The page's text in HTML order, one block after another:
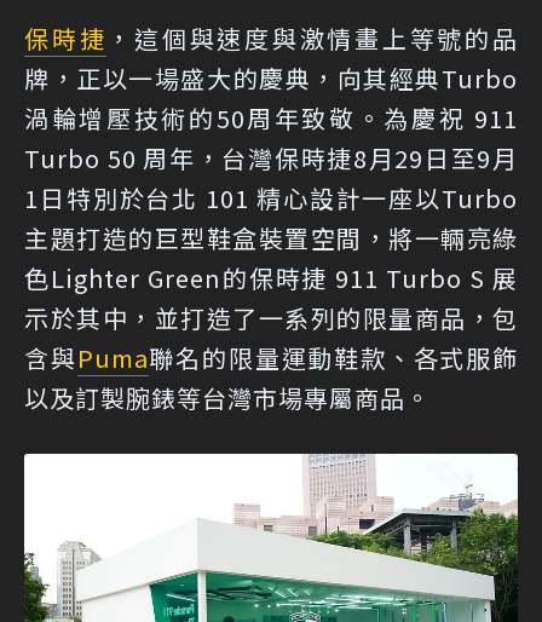
保時捷 ，這個與速度與激情畫上等號的品
牌，正以一場盛大的慶典，向其經典Turbo
渦輪增壓技術的50周年致敬。為慶祝 911
Turbo 50 周年，台灣保時捷8月29日至9月
1日特別於台北 101 精心設計一座以Turbo
主題打造的巨型鞋盒裝置空間，將一輛亮綠
色Lighter Green的保時捷 911 Turbo S 展
示於其中，並打造了一系列的限量商品，包
含與Puma聯名的限量運動鞋款、各式服飾
以及訂製腕錶等台灣市場專屬商品。